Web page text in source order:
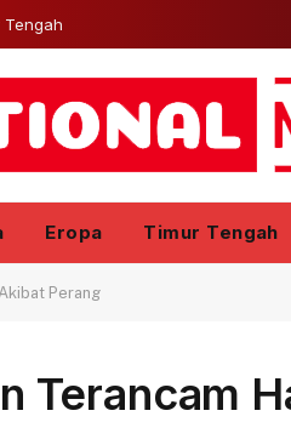
Tengah
Eropa Timur Tengah
Perang
Terancam